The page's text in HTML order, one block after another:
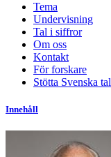
Tema
Undervisning
Tal i siffror
Om oss
Kontakt
För forskare
Stötta Svenska tal
Innehåll